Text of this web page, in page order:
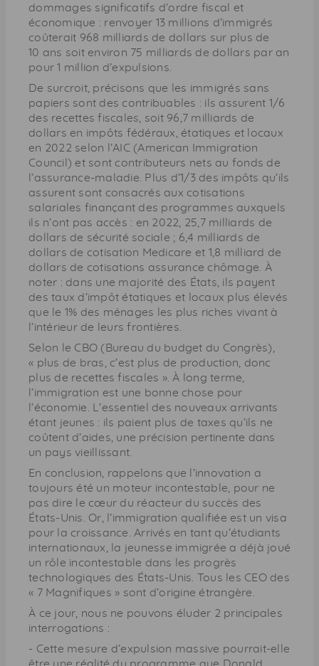
dommages significatifs d’ordre fiscal et
économique : renvoyer 13 millions d’immigrés
coûterait 968 milliards de dollars sur plus de
10 ans soit environ 75 milliards de dollars par an
pour 1 million d’expulsions.
De surcroit, précisons que les immigrés sans
papiers sont des contribuables : ils assurent 1/6
des recettes fiscales, soit 96,7 milliards de
dollars en impôts fédéraux, étatiques et locaux
en 2022 selon l’AIC (American Immigration
Council) et sont contributeurs nets au fonds de
l’assurance-maladie. Plus d’1/3 des impôts qu’ils
assurent sont consacrés aux cotisations
salariales finançant des programmes auxquels
ils n’ont pas accès : en 2022, 25,7 milliards de
dollars de sécurité sociale ; 6,4 milliards de
dollars de cotisation Medicare et 1,8 milliard de
dollars de cotisations assurance chômage. À
noter : dans une majorité des États, ils payent
des taux d’impôt étatiques et locaux plus élevés
que le 1% des ménages les plus riches vivant à
l’intérieur de leurs frontières.
Selon le CBO (Bureau du budget du Congrès),
« plus de bras, c’est plus de production, donc
plus de recettes fiscales ». À long terme,
l’immigration est une bonne chose pour
l’économie. L’essentiel des nouveaux arrivants
étant jeunes : ils paient plus de taxes qu’ils ne
coûtent d’aides, une précision pertinente dans
un pays vieillissant.
En conclusion, rappelons que l’innovation a
toujours été un moteur incontestable, pour ne
pas dire le cœur du réacteur du succès des
États-Unis. Or, l’immigration qualifiée est un visa
pour la croissance. Arrivés en tant qu’étudiants
internationaux, la jeunesse immigrée a déjà joué
un rôle incontestable dans les progrès
technologiques des États-Unis. Tous les CEO des
« 7 Magnifiques » sont d’origine étrangère.
À ce jour, nous ne pouvons éluder 2 principales
interrogations :
- Cette mesure d’expulsion massive pourrait-elle